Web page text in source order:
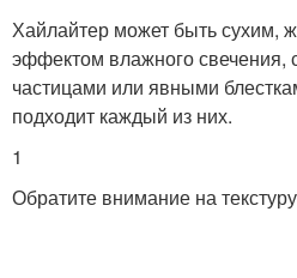
Хайлайтер может быть
эффектом влажного
частицами или явными
подходит каждый из них.
1
Обратите внимание на текстуру